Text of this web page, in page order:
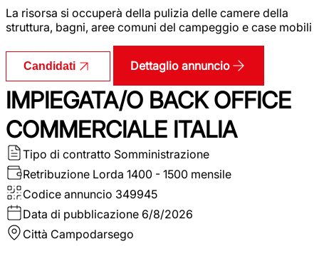
La risorsa si occuperà della pulizia delle camere della
struttura, bagni, aree comuni del campeggio e case mobili
Candidati Dettaglio annuncio
IMPIEGATA/O BACK OFFICE
COMMERCIALE ITALIA
Tipo di contratto Somministrazione
Retribuzione Lorda 1400 - 1500 mensile
Codice annuncio 349945
Data di pubblicazione 6/8/2026
Città Campodarsego